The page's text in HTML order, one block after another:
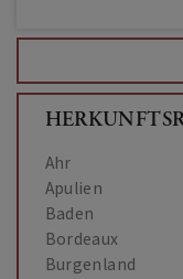
der
Ahr
Apulien
Baden
Bordeaux
Burgenland